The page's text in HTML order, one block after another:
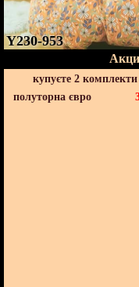
Y230-953
купуєте 2
полуторна євро